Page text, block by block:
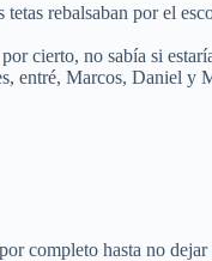
rebalsaban por el
cierto, no sabía si
entré, Marcos, Daniel y
completo hasta no